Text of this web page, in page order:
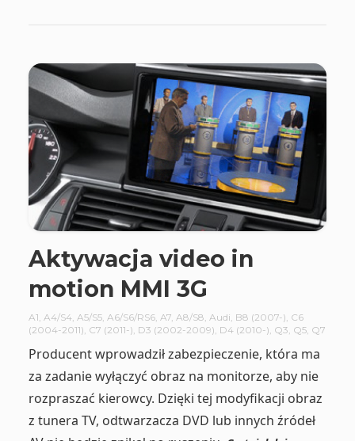
Aktywacja video in
motion MMI 3G
A1 A4/S4, A5/S5, A6/S6/RS6, A7, A8/S8 Audi B8 (2007-) C6
(2004-2011) C7 (2011-) D3 (2002-2009) D4 (2010-) Q3 Q5, Q7
Producent wprowadził zabezpieczenie, która ma
za zadanie wyłączyć obraz na monitorze, aby nie
rozpraszać kierowcy. Dzięki tej modyfikacji obraz
z tunera TV, odtwarzacza DVD lub innych źródeł